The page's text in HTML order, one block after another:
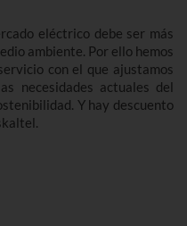
eléctrico debe ser más
ambiente. Por ello hemos
con el que ajustamos
necesidades actuales del
Y hay descuento